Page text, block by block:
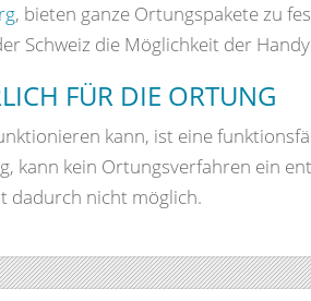
, bieten ganze Ortungspakete zu
Schweiz die Möglichkeit der
FÜR DIE ORTUNG
kann, ist eine
kann kein Ortungsverfahren ein
dadurch nicht möglich.